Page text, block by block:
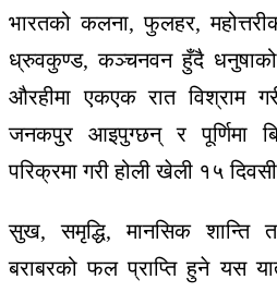
भारतको कलना, फुलहर,
ध्रुवकुण्ड, कञ्चनवन हुँदै धनुषाको
औरहीमा एकएक रात विश्राम
जनकपुर आइपुग्छन् र पूर्णिमा
परिक्रमा गरी होली खेली १५
सुख, समृद्धि, मानसिक शान्ति
बराबरको फल प्राप्ति हुने यस